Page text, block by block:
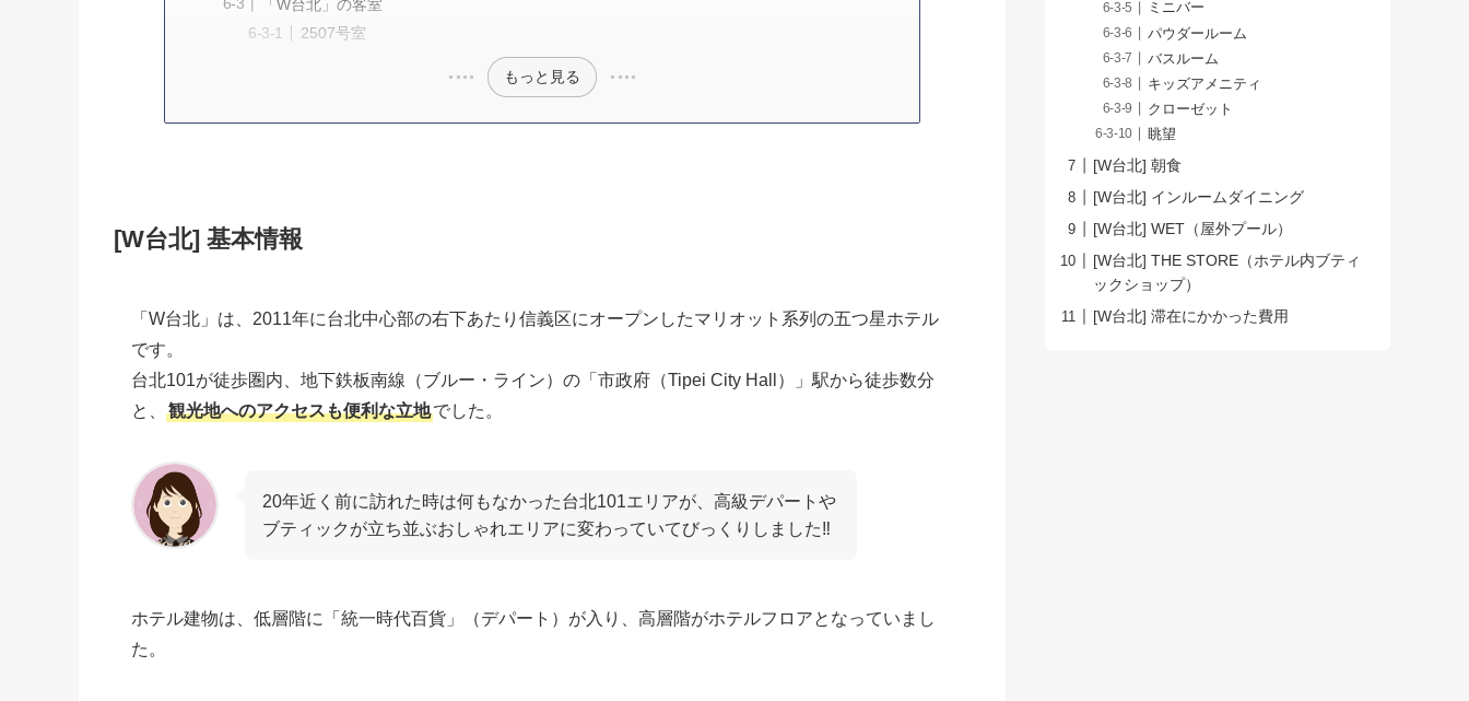
「W台北」の客室
2507号室
もっと見る
[W台北] 基本情報
「W台北」は、2011年に台北中心部の右下あたり信義区にオープンしたマリオット系列の五つ星ホテル
です。
台北101が徒歩圏内、地下鉄板南線（ブルー・ライン）の「市政府（Tipei City Hall）」駅から徒歩数分
と、
観光地へのアクセスも便利な立地でした。
20年近く前に訪れた時は何もなかった台北101エリアが、高級デパートや
ブティックが立ち並ぶおしゃれエリアに変わっていてびっくりしました‼
ホテル建物は、低層階に「統一時代百貨」（デパート）が入り、高層階がホテルフロアとなっていまし
た。
ミニバー
パウダールーム
バスルーム
キッズアメニティ
クローゼット
眺望
[W台北] 朝食
[W台北] インルームダイニング
[W台北] WET（屋外プール）
[W台北] THE STORE（ホテル内ブティ
ックショップ）
[W台北] 滞在にかかった費用